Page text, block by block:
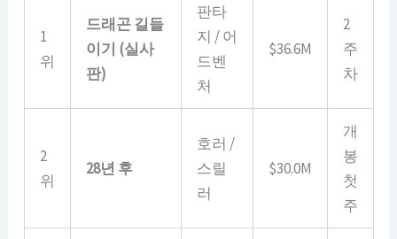
1
위
드래곤 길들
이기 (실사
판)
판타
지 / 어
드벤
처
$36.6M
2
주
차
2
위
28년 후
호러 /
스릴
러
$30.0M
개
봉
첫
주